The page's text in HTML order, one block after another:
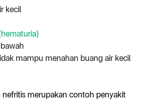
kecil
mampu menahan buang air kecil
nefritis merupakan contoh penyakit